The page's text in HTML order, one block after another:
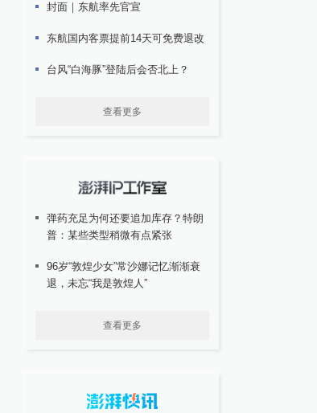
封面｜东航率先官宣
东航国内客票提前14天可免费退改
台风“白海豚”登陆后会否北上？
查看更多
弹药充足为何还要追加库存？特朗
普：某些类型稍微有点紧张
96岁“敦煌少女”常沙娜记忆渐渐衰
退，未忘“我是敦煌人”
查看更多